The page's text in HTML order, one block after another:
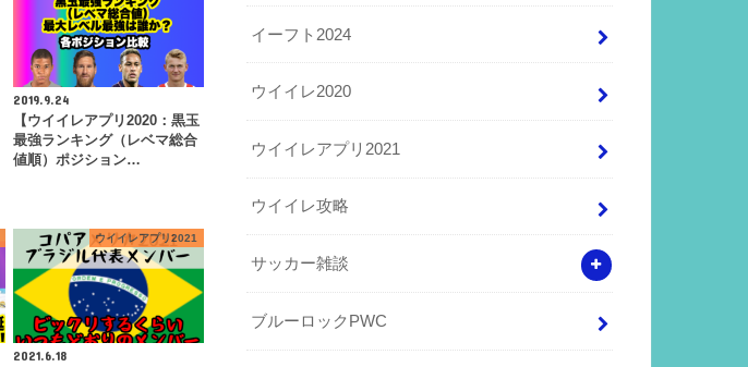
2019.9.24
【ウイイレアプリ2020：黒玉
最強ランキング（レベマ総合
値順）ポジション…
ウイイレアプリ2021
2021.6.18
イーフト2024
ウイイレ2020
ウイイレアプリ2021
ウイイレ攻略
サッカー雑談
ブルーロックPWC